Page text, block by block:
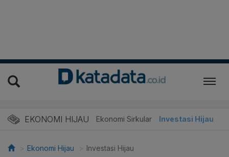
EKONOMI HIJAU
Energi Baru Ekonomi Sirkular Investasi Hijau
Ekonomi Hijau Investasi Hijau